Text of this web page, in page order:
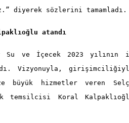
” diyerek sözlerini tamamladı.
atandı
Su ve İçecek 2023 yılının
Vizyonuyla,
büyük hizmetler veren
temsilcisi
Koral